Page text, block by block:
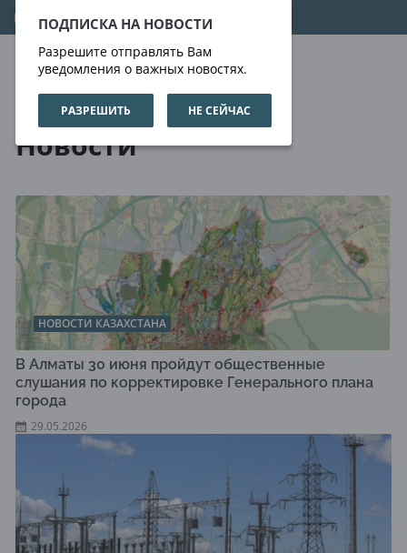
ПОДПИСКА НА НОВОСТИ
Разрешите отправлять Вам
уведомления о важных новостях.
РАЗРЕШИТЬ НЕ СЕЙЧАС
07.08.2026 20:35:44
Новости
Новости
НОВОСТИ КАЗАХСТАНА
В Алматы 30 июня пройдут общественные
слушания по корректировке Генерального плана
города
29.05.2026